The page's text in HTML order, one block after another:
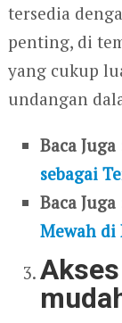
tersedia
penting, di
yang cukup
undangan
Baca
sebagai
Baca
Mewah di